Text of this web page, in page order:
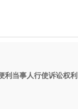
利当事人行使诉讼权利